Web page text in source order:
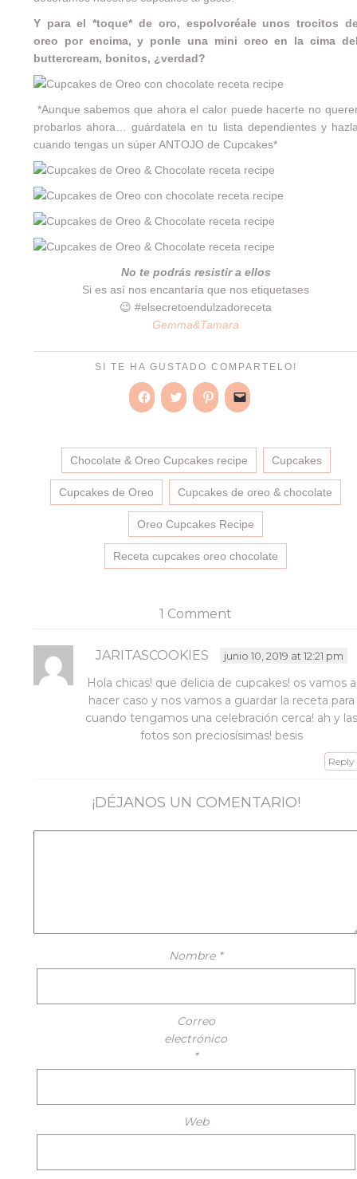
Y para el *toque* de oro, espolvoréale unos trocitos
oreo por encima, y ponle una mini oreo en la cima
buttercream, bonitos, ¿verdad?
*Aunque sabemos que ahora el calor puede hacerte no
probarlos ahora… guárdatela en tu lista dependientes y
cuando tengas un súper ANTOJO de Cupcakes*
No te podrás resistir a ellos
Si es así nos encantaría que nos etiquetases
😉 #elsecretoendulzadoreceta
Gemma&Tamara
SI TE HA GUSTADO COMPARTELO!
Haz
en
Facebook
(Se
abre
en
una
ventana
nueva)
Haz
en
Twitter
(Se
abre
en
una
ventana
nueva)
Haz
en
Pinterest
(Se
abre
en
una
ventana
nueva)
Haz
un
enlace
por
correo
electrónico
a
un
amigo
(Se
abre
en
una
Chocolate & Oreo Cupcakes recipe Cupcakes
Cupcakes de Oreo Cupcakes de oreo & chocolate
Oreo Cupcakes Recipe
Receta cupcakes oreo chocolate
1 Comment
JARITASCOOKIES junio 10, 2019 at 12:21 pm
Hola chicas! que delicia de cupcakes! os vamos a
hacer caso y nos vamos a guardar la receta para
cuando tengamos una celebración cerca! ah y
fotos son preciosísimas! besis
Reply
¡DÉJANOS UN COMENTARIO!
Nombre *
Correo
electrónico
*
Web